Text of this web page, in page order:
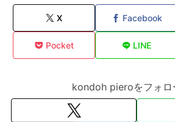
X Facebook
Pocket LINE
kondoh pieroをフォロ